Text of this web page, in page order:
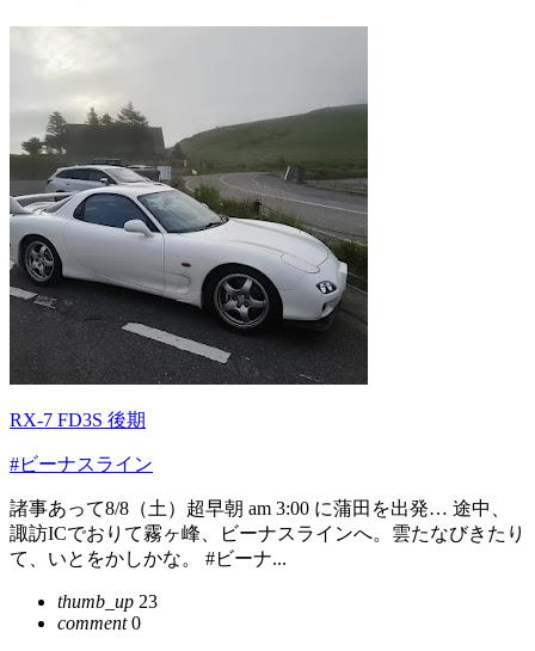
RX-7 FD3S 後期
#ビーナスライン
諸事あって8/8（土）超早朝 am 3:00 に蒲田を出発… 途中、
諏訪ICでおりて霧ヶ峰、ビーナスラインへ。雲たなびきたり
て、いとをかしかな。 #ビーナ...
thumb_up 23
comment0